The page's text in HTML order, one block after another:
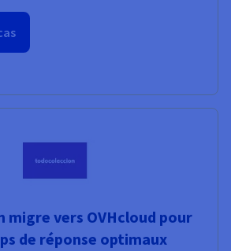
migre vers OVHcloud pour
de réponse optimaux